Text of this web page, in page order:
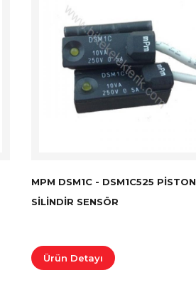
MPM DSM1C - DSM1C525 PISTON
SILINDIR SENSÖR
Ürün Detayı